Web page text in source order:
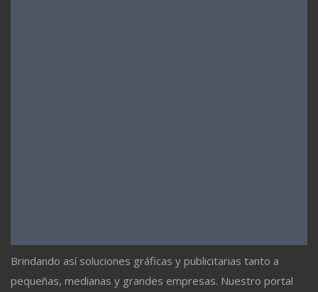
Brindando así soluciones gráficas y publicitarias tanto a
pequeñas, medianas y grandes empresas. Nuestro portal